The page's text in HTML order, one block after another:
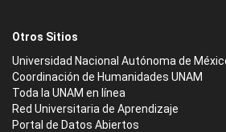
Otros Sitios
Universidad Nacional Autónoma de
Coordinación de Humanidades UNAM
Toda la UNAM en línea
Red Universitaria de Aprendizaje
Portal de Datos Abiertos